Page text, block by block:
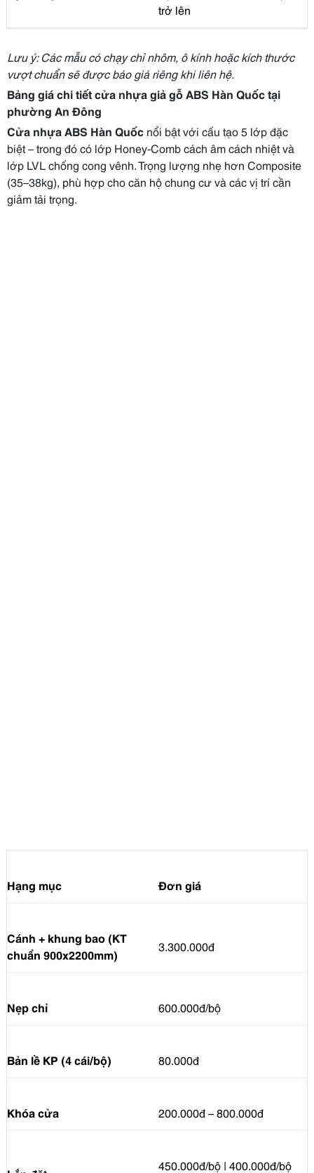
trở lên
Lưu ý: Các mẫu có chạy chỉ nhôm, ô kính hoặc kích thước
vượt chuẩn sẽ được báo giá riêng khi liên hệ.
Bảng giá chi tiết cửa nhựa giả gỗ ABS Hàn Quốc tại
phường An Đông
Cửa nhựa ABS Hàn Quốc nổi bật với cấu tạo 5 lớp đặc
biệt – trong đó có lớp Honey-Comb cách âm cách nhiệt và
lớp LVL chống cong vênh. Trọng lượng nhẹ hơn Composite
(35–38kg), phù hợp cho căn hộ chung cư và các vị trí cần
giảm tải trọng.
Hạng mục Đơn giá
Cánh + khung bao (KT
chuẩn 900x2200mm)
3.300.000đ
Nẹp chỉ 600.000đ/bộ
Bản lề KP (4 cái/bộ) 80.000đ
Khóa cửa 200.000đ – 800.000đ
450.000đ/bộ | 400.000đ/bộ